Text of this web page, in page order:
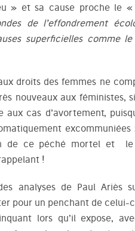
» et sa cause proche le «
de l’effondrement
superficielles comme
droits des femmes ne
nouveaux aux féministes,
cas d’avortement,
de ce péché mortel et
!
analyses de Paul Ariès
pour un penchant de celui-
lors qu’il expose,